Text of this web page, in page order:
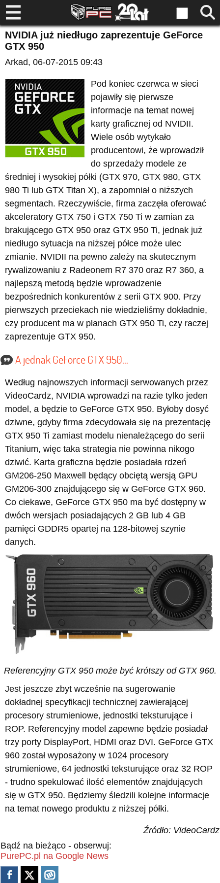
NVIDIA już niedługo zaprezentuje GeForce
GTX 950
Arkad, 06-07-2015 09:43
Pod koniec czerwca w sieci
pojawiły się pierwsze
informacje na temat nowej
karty graficznej od NVIDII.
Wiele osób wytykało
producentowi, że wprowadził
do sprzedaży modele ze
średniej i wysokiej półki (GTX 970, GTX 980, GTX
980 Ti lub GTX Titan X), a zapomniał o niższych
segmentach. Rzeczywiście, firma zaczęła oferować
akceleratory GTX 750 i GTX 750 Ti w zamian za
brakującego GTX 950 oraz GTX 950 Ti, jednak już
niedługo sytuacja na niższej półce może ulec
zmianie. NVIDII na pewno zależy na skutecznym
rywalizowaniu z Radeonem R7 370 oraz R7 360, a
najlepszą metodą będzie wprowadzenie
bezpośrednich konkurentów z serii GTX 900. Przy
pierwszych przeciekach nie wiedzieliśmy dokładnie,
czy producent ma w planach GTX 950 Ti, czy raczej
zaprezentuje GTX 950.
A jednak GeForce GTX 950...
Według najnowszych informacji serwowanych przez
VideoCardz, NVIDIA wprowadzi na razie tylko jeden
model, a będzie to GeForce GTX 950. Byłoby dosyć
dziwne, gdyby firma zdecydowała się na prezentację
GTX 950 Ti zamiast modelu nienależącego do serii
Titanium, więc taka strategia nie powinna nikogo
dziwić. Karta graficzna będzie posiadała rdzeń
GM206-250 Maxwell będący obciętą wersją GPU
GM206-300 znajdującego się w GeForce GTX 960.
Co ciekawe, GeForce GTX 950 ma być dostępny w
dwóch wersjach posiadających 2 GB lub 4 GB
pamięci GDDR5 opartej na 128-bitowej szynie
danych.
Referencyjny GTX 950 może być krótszy od GTX 960.
Jest jeszcze zbyt wcześnie na sugerowanie
dokładnej specyfikacji technicznej zawierającej
procesory strumieniowe, jednostki teksturujące i
ROP. Referencyjny model zapewne będzie posiadał
trzy porty DisplayPort, HDMI oraz DVI. GeForce GTX
960 został wyposażony w 1024 procesory
strumieniowe, 64 jednostki teksturujące oraz 32 ROP
- trudno spekulować ilość elementów znajdujących
się w GTX 950. Będziemy śledzili kolejne informacje
na temat nowego produktu z niższej półki.
Źródło: VideoCardz
Bądź na bieżąco - obserwuj:
PurePC.pl na Google News